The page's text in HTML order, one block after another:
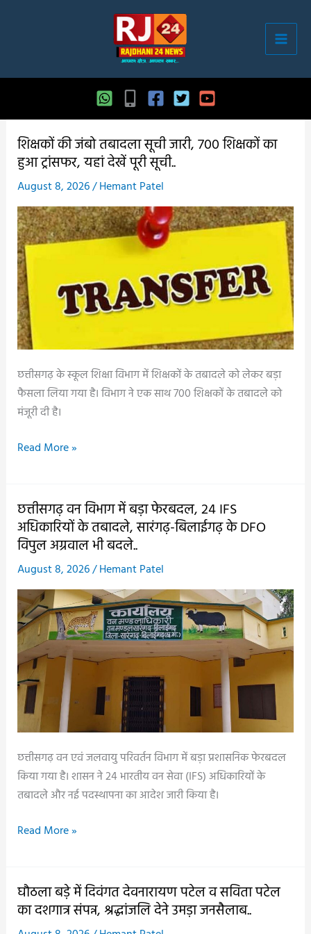
शिक्षकों की जंबो तबादला सूची जारी, 700 शिक्षकों का
हुआ ट्रांसफर, यहां देखें पूरी सूची..
August 8, 2026/Hemant Patel
छत्तीसगढ़ के स्कूल शिक्षा विभाग में शिक्षकों के तबादले को लेकर बड़ा
फैसला लिया गया है। विभाग ने एक साथ 700 शिक्षकों के तबादले को
मंजूरी दी है।
शिक्षकों
तबादला
सूची
जारी,
शिक्षकों
का
हुआ
ट्रांसफर,
यहां
देखें
पूरी
सूची..
Read More »
छत्तीसगढ़ वन विभाग में बड़ा फेरबदल, 24 IFS
अधिकारियों के तबादले, सारंगढ़-बिलाईगढ़ के DFO
विपुल अग्रवाल भी बदले..
August 8, 2026/Hemant Patel
छत्तीसगढ़ वन एवं जलवायु परिवर्तन विभाग में बड़ा प्रशासनिक फेरबदल
किया गया है। शासन ने 24 भारतीय वन सेवा (IFS) अधिकारियों के
तबादले और नई पदस्थापना का आदेश जारी किया है।
छत्तीसगढ़
में
बड़ा
Read More »
घौठला बड़े में दिवंगत देवनारायण पटेल व सविता पटेल
का दशगात्र संपन्न, श्रद्धांजलि देने उमड़ा जनसैलाब..